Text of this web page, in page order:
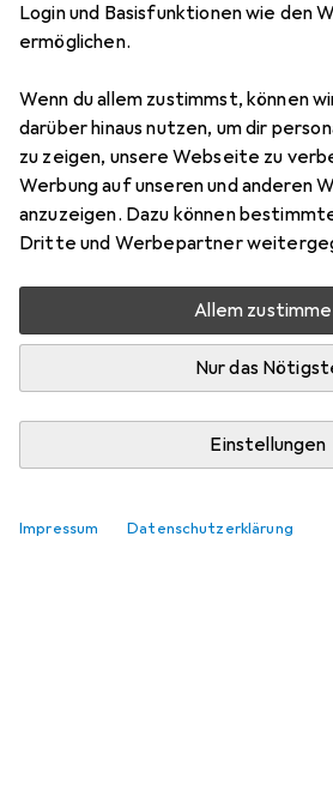
Login und Basisfunktionen wie den
ermöglichen.
Wenn du allem zustimmst, können
darüber hinaus nutzen, um dir
zu zeigen, unsere Webseite zu
Werbung auf unseren und anderen
anzuzeigen. Dazu können
Dritte und Werbepartner
Allem
Nur das
Einstellungen
Impressum Datenschutzerklärung
Zubehör für small
Holztrapez
Hier findest du passendes Zubehör
Keine Produkte